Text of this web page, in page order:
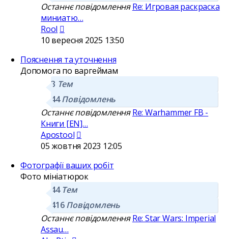
Останнє повідомлення Re: Игровая раскраска
миниатю…
Rool
останнє
10 вересня 2025 13:50
Пояснення та уточнення
Допомога по варгеймам
3 Тем
44Повідомлень
Останнє повідомлення Re: Warhammer FB -
Книги [EN]…
Apostool
останнє
05 жовтня 2023 12:05
Фотографії ваших робіт
Фото мініатюрок
44 Тем
416Повідомлень
Останнє повідомлення Re: Star Wars: Imperial
Assau…